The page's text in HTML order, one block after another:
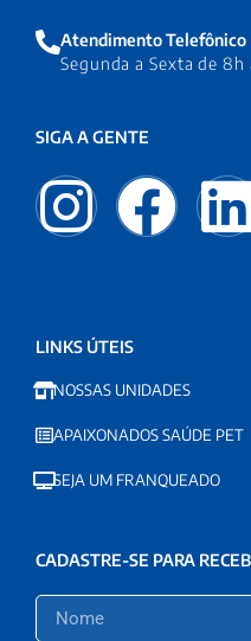
Atendimento Telefônico
Segunda a Sexta de 8h
SIGA A GENTE
LINKS ÚTEIS
NOSSAS UNIDADES
APAIXONADOS SAÚDE PET
SEJA UM FRANQUEADO
CADASTRE-SE PARA